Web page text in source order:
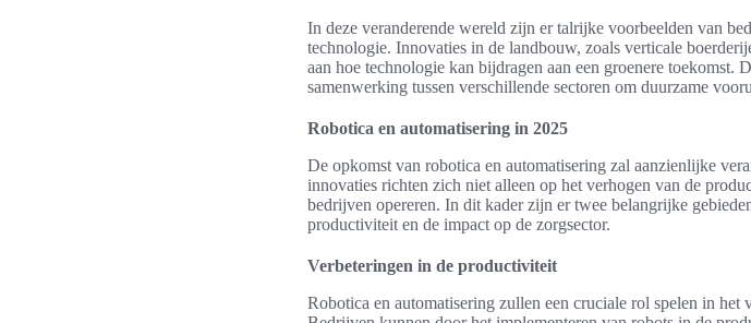
In deze veranderende wereld zijn er talrijke voorbeelden van
technologie. Innovaties in de landbouw, zoals verticale
aan hoe technologie kan bijdragen aan een groenere toekomst.
samenwerking tussen verschillende sectoren om duurzame
Robotica en automatisering in 2025
De opkomst van robotica en automatisering zal aanzienlijke
innovaties richten zich niet alleen op het verhogen van de
bedrijven opereren. In dit kader zijn er twee belangrijke
productiviteit en de impact op de zorgsector.
Verbeteringen in de productiviteit
Robotica en automatisering zullen een cruciale rol spelen in